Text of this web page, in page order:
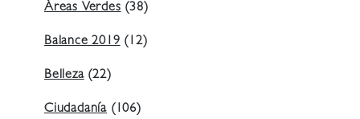
Áreas Verdes (38)
Balance 2019 (12)
Belleza(22)
Ciudadanía (106)